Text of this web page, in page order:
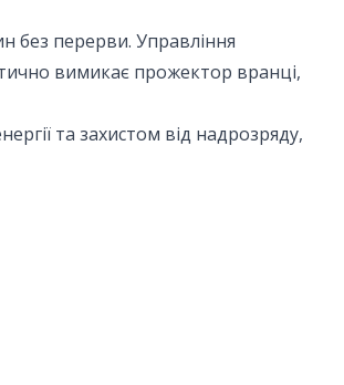
без перерви. Управління
вимикає прожектор вранці,
та захистом від надрозряду,